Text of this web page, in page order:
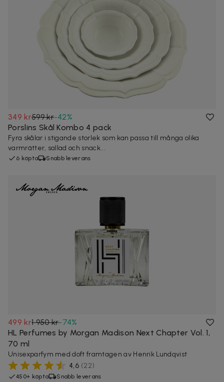
349 kr599 kr-42%
Porslins Skål Kombo 4 pack
Fyra skålar i stigande storlek som kan passa till många olika
varmrätter, sallad och snack...
6 köpta Snabb leverans
499 kr1 950 kr-74%
HL Perfumes by Morgan Madison Next Chapter Vol. 1,
70 ml
Unisexparfym med doft framtagen av Henrik Lundqvist
4,6 (22)
450+ köpta Snabb leverans